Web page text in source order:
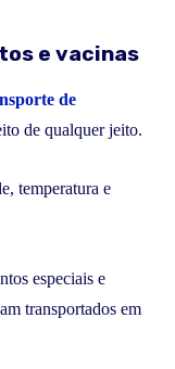
e vacinas
de
de qualquer jeito.
temperatura e
especiais e
transportados em